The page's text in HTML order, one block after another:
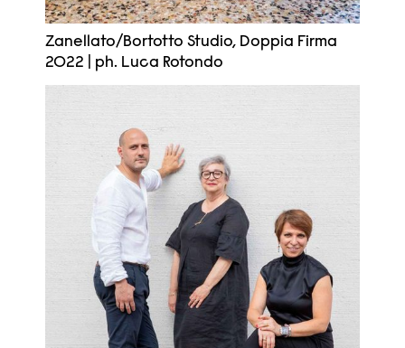
Zanellato/Bortotto Studio, Doppia Firma
2022 | ph. Luca Rotondo